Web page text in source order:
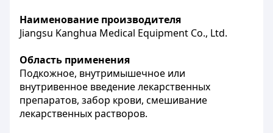
Наименование производителя
Jiangsu Kanghua Medical Equipment Co., Ltd.
Область применения
Подкожное, внутримышечное или
внутривенное введение лекарственных
препаратов, забор крови, смешивание
лекарственных растворов.